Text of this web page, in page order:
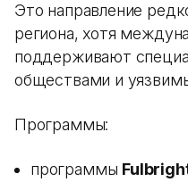
Это направление
региона, хотя
поддерживают
обществами и
Программы:
программы